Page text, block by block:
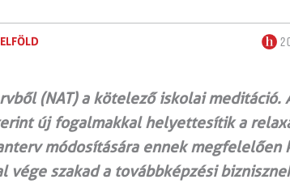
(NAT) a kötelező iskolai meditáció.
új fogalmakkal helyettesítik a
módosítására ennek megfelelően
szakad a továbbképzési